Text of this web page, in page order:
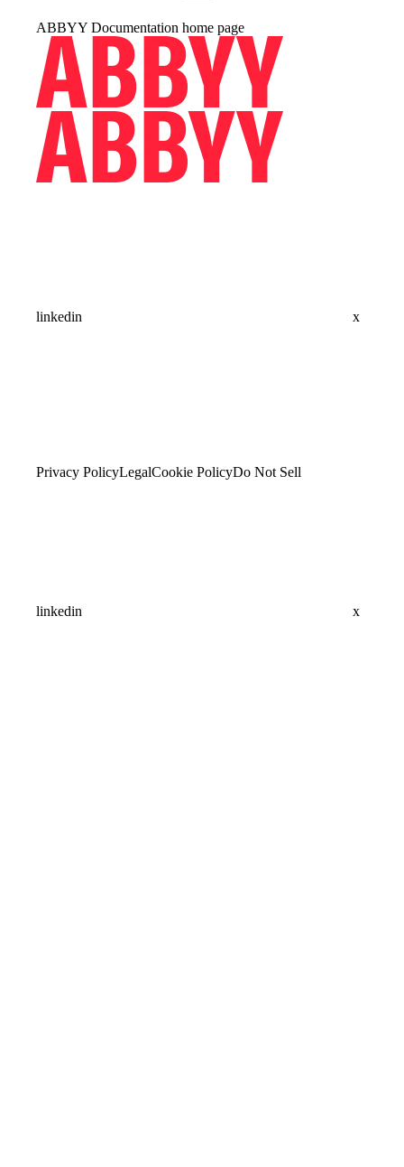
ABBYY Documentation home page
linkedin x
Privacy PolicyLegalCookie PolicyDo Not Sell
linkedin x